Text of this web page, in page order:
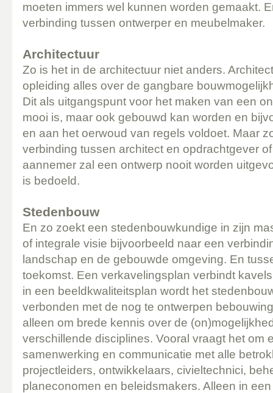
moeten immers wel kunnen worden gemaakt.
verbinding tussen ontwerper en meubelmaker.
Architectuur
Zo is het in de architectuur niet anders.
opleiding alles over de gangbare
Dit als uitgangspunt voor het maken van een
mooi is, maar ook gebouwd kan worden en
en aan het oerwoud van regels voldoet. Maar
verbinding tussen architect en opdrachtgever
aannemer zal een ontwerp nooit worden
is bedoeld.
Stedenbouw
En zo zoekt een stedenbouwkundige in zijn
of integrale visie bijvoorbeeld naar een
landschap en de gebouwde omgeving. En
toekomst. Een verkavelingsplan verbindt
in een beeldkwaliteitsplan wordt het
verbonden met de nog te ontwerpen
alleen om brede kennis over de
verschillende disciplines. Vooral vraagt het om
samenwerking en communicatie met alle
projectleiders, ontwikkelaars, civieltechnici,
planeconomen en beleidsmakers. Alleen in